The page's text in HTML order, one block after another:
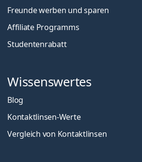
Freunde werben und sparen
Affiliate Programms
Studentenrabatt
Wissenswertes
Blog
Kontaktlinsen-Werte
Vergleich von Kontaktlinsen